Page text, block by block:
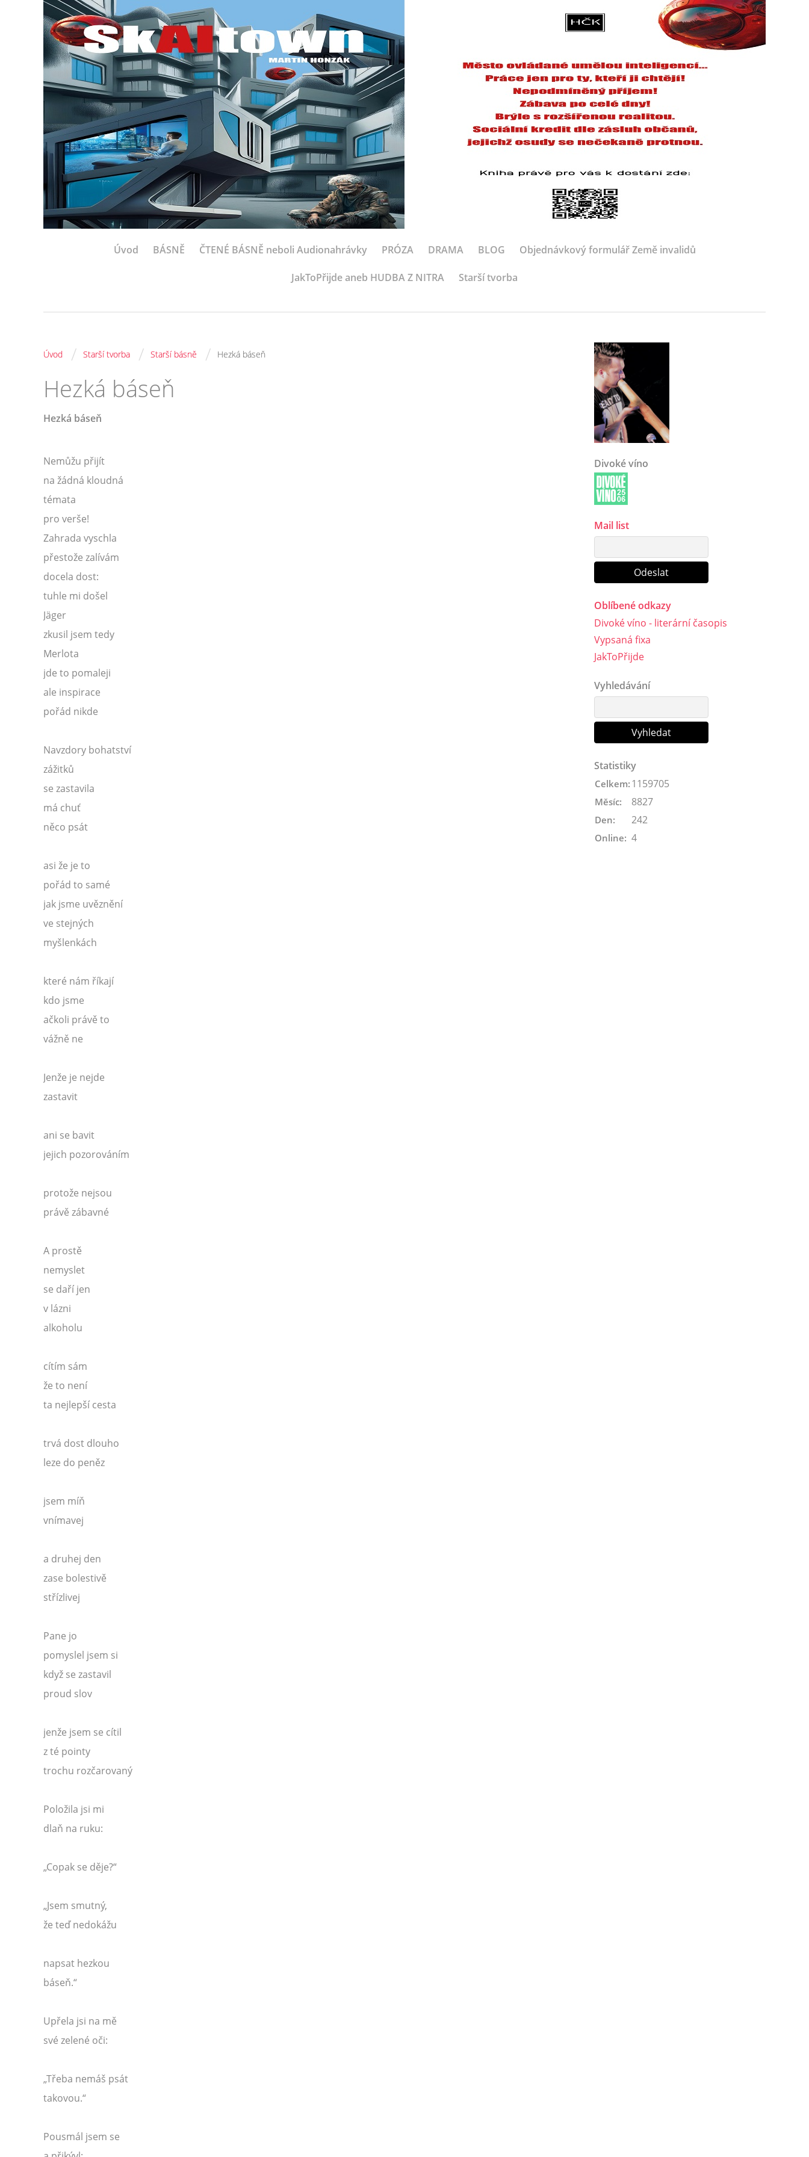
Úvod BÁSNĚ ČTENÉ BÁSNĚ neboli Audionahrávky PRÓZA DRAMA BLOG Objednávkový formulář Země invalidů
JakToPřijde aneb HUDBA Z NITRA Starší tvorba
Úvod / Starší tvorba / Starší básně / Hezká báseň
Hezká báseň
Hezká báseň
Nemůžu přijít
na žádná kloudná
témata
pro verše!
Zahrada vyschla
přestože zalívám
docela dost:
tuhle mi došel
Jäger
zkusil jsem tedy
Merlota
jde to pomaleji
ale inspirace
pořád nikde
Navzdory bohatství
zážitků
se zastavila
má chuť
něco psát
asi že je to
pořád to samé
jak jsme uvěznění
ve stejných
myšlenkách
které nám říkají
kdo jsme
ačkoli právě to
vážně ne
Jenže je nejde
zastavit
ani se bavit
jejich pozorováním
protože nejsou
právě zábavné
A prostě
nemyslet
se daří jen
v lázni
alkoholu
cítím sám
že to není
ta nejlepší cesta
trvá dost dlouho
leze do peněz
jsem míň
vnímavej
a druhej den
zase bolestivě
střízlivej
Pane jo
pomyslel jsem si
když se zastavil
proud slov
jenže jsem se cítil
z té pointy
trochu rozčarovaný
Položila jsi mi
dlaň na ruku:
„Copak se děje?“
„Jsem smutný,
že teď nedokážu
napsat hezkou
báseň.“
Upřela jsi na mě
své zelené oči:
„Třeba nemáš psát
takovou.“
Pousmál jsem se
Divoké víno
Mail list
Oblíbené odkazy
Divoké víno - literární časopis
Vypsaná fixa
JakToPřijde
Vyhledávání
Statistiky
Online: 4
Celkem: 1159705
Měsíc: 8827
Den: 242